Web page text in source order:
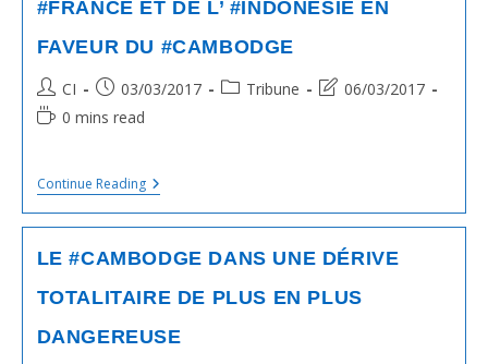
Les
Des
Agricoles
#FRANCE ET DE L’ #INDONÉSIE EN
FAVEUR DU #CAMBODGE
Post
author:
CI
Post
published:
03/03/2017
PostTribune
Post06/03/2017
Reading0 mins read
Continue ReadingPOUR
UNE
INITIATIVE
DE
LA
#FRANCE
ET
L’
LE #CAMBODGE DANS UNE DÉRIVE
TOTALITAIRE DE PLUS EN PLUS
DANGEREUSE